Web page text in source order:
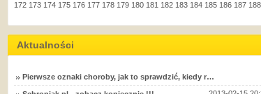
172 173 174 175 176 177 178 179 180 181 182 183 184 185 186 187 188
Aktualności
Pierwsze oznaki choroby, jak to sprawdzić, kiedy r…